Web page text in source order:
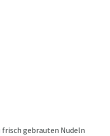
gebrauten Nudeln